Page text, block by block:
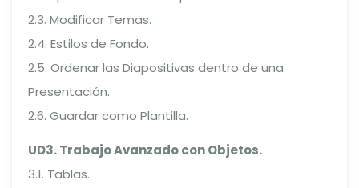
2.3. Modificar Temas.
2.4. Estilos de Fondo.
2.5. Ordenar las Diapositivas dentro de una
Presentación.
2.6. Guardar como Plantilla.
UD3. Trabajo Avanzado con Objetos.
3.1. Tablas.